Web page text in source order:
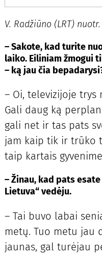
V. Radžiūno (LRT) nuotr.
– Sakote, kad turite
laiko. Eiliniam žmogui
– ką jau čia
– Oi, televizijoje trys
Gali daug ką
gali net ir tas pats
jam kaip tik ir trūko
taip kartais
– Žinau, kad pats
Lietuva“ vedėju.
– Tai buvo labai
metų. Tuo metu jau
jaunas, gal turėjau